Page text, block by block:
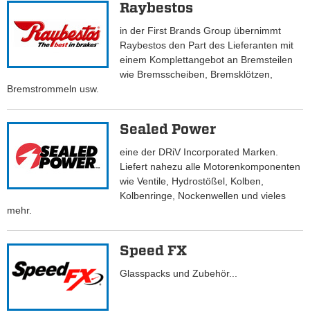
Raybestos
in der First Brands Group übernimmt
Raybestos den Part des Lieferanten mit
einem Komplettangebot an Bremsteilen
wie Bremsscheiben, Bremsklötzen,
Bremstrommeln usw.
Sealed Power
eine der DRiV Incorporated Marken.
Liefert nahezu alle Motorenkomponenten
wie Ventile, Hydrostößel, Kolben,
Kolbenringe, Nockenwellen und vieles
mehr.
Speed FX
Glasspacks und Zubehör...